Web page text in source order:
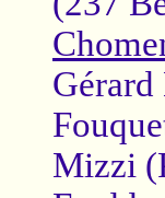
Mizzi